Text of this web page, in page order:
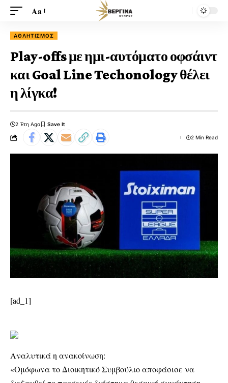
Aa
ΑΘΛΗΤΙΣΜΌΣ
Play-offs με ημι-αυτόματο οφσάιντ
και Goal Line Techonology θέλει
η λίγκα!
2 Έτη Ago
2 Min Read
[ad_1]
Αναλυτικά η ανακοίνωση:
«Ομόφωνα το Διοικητικό Συμβούλιο αποφάσισε να